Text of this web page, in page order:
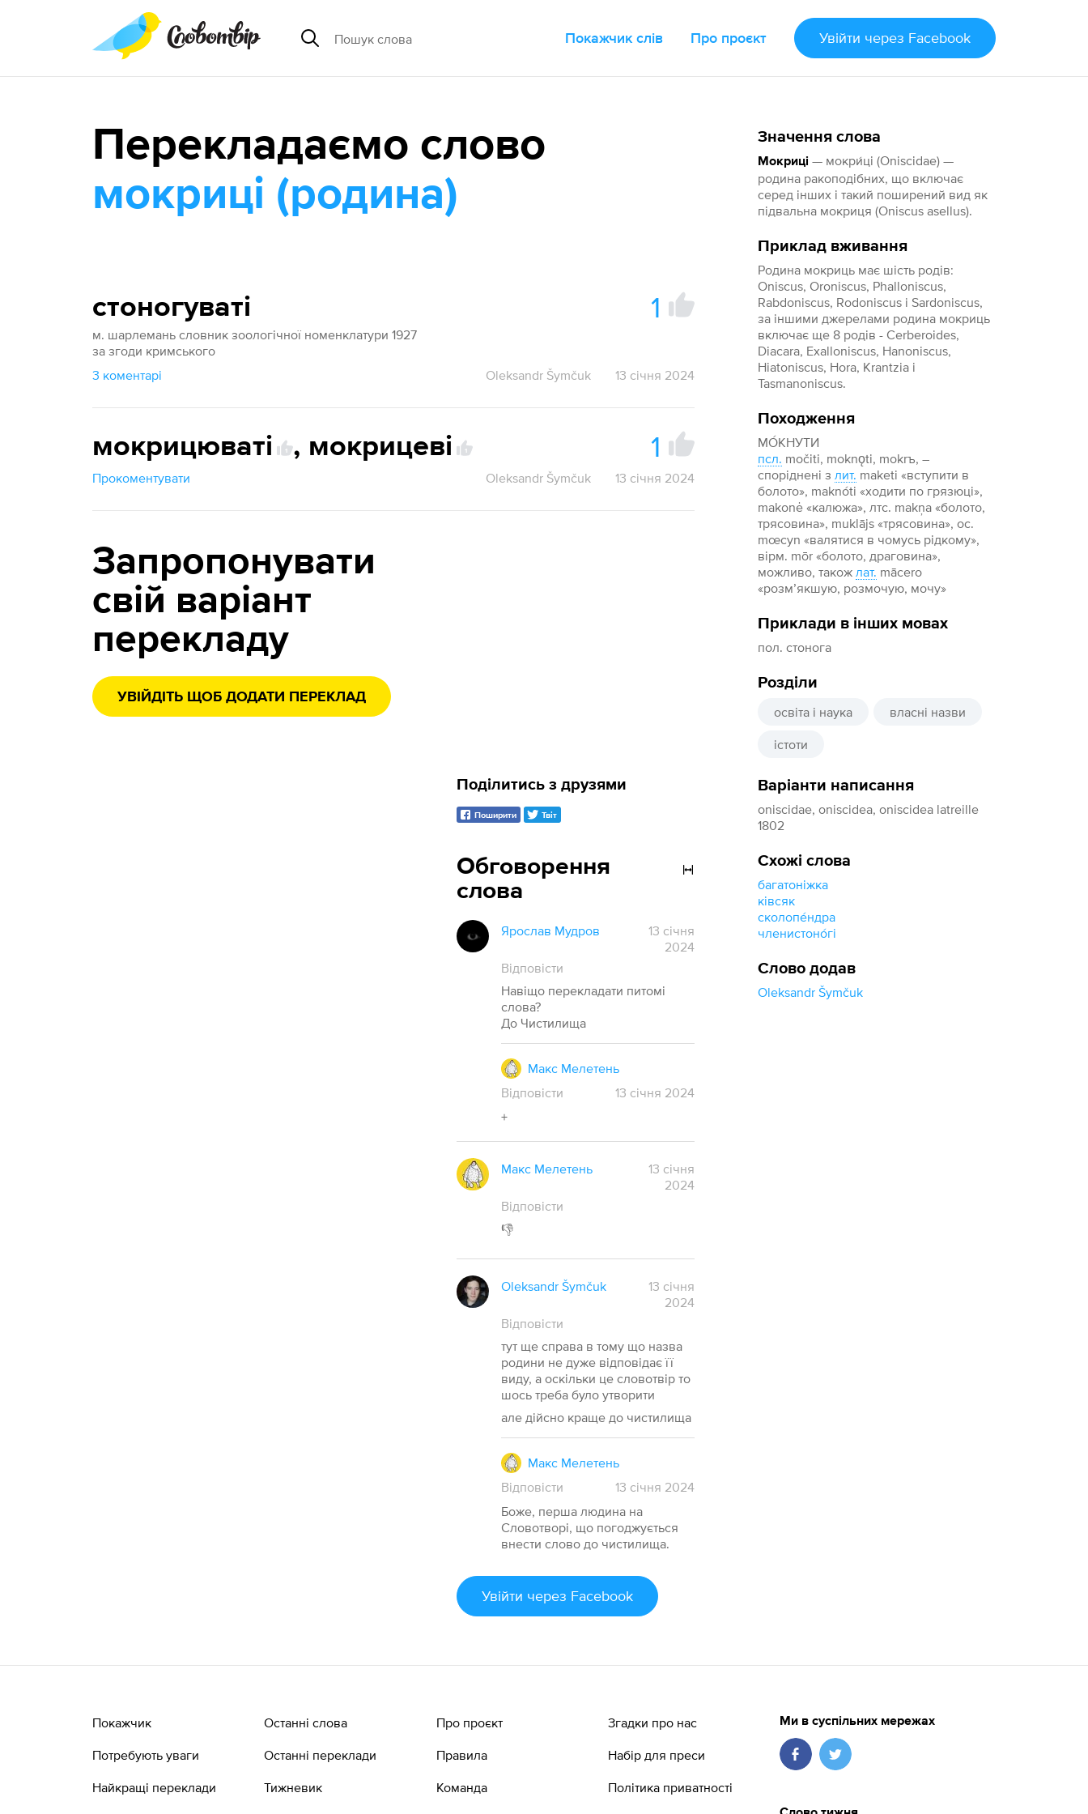
Покажчик слів Про проєкт Увійти через Facebook
Значення слова
Мокриці — мокри́ці (Oniscidae) —
родина ракоподібних, що включає
серед інших і такий поширений вид як
підвальна мокриця (Oniscus asellus).
Приклад вживання
Родина мокриць має шість родів:
Oniscus, Oroniscus, Phalloniscus,
Rabdoniscus, Rodoniscus і Sardoniscus,
за іншими джерелами родина мокриць
включає ще 8 родів - Cerberoides,
Diacara, Exalloniscus, Hanoniscus,
Hiatoniscus, Hora, Krantzia і
Tasmanoniscus.
Походження
МО́КНУТИ
псл. močiti, moknǫti, mokrъ, –
споріднені з лит. maketi «вступити в
болото», maknóti «ходити по грязюці»,
makonė «калюжа», лтс. makņa «болото,
трясовина», muklājs «трясовина», ос.
mœcyn «валятися в чомусь рідкому»,
вірм. mōr «болото, драговина»,
можливо, також лат. mācero
«розм’якшую, розмочую, мочу»
Приклади в інших мовах
пол. стонога
Розділи
освіта і наука власні назви
істоти
Варіанти написання
oniscidae, oniscidea, oniscidea latreille
1802
Схожі слова
багатоніжка
ківсяк
сколопе́ндра
членистоно́гі
Слово додав
Oleksandr Šymčuk
Перекладаємо слово
мокриці (родина)
стоногуваті 1
м. шарлемань словник зоологічної номенклатури 1927
за згоди кримського
3 коментарі
Oleksandr Šymčuk 13 січня 2024
мокрицюваті 1 , мокрицеві 1 1
Прокоментувати Oleksandr Šymčuk 13 січня 2024
Запропонувати
свій варіант
перекладу
УВІЙДІТЬ ЩОБ ДОДАТИ ПЕРЕКЛАД
Обговорення
слова
Ярослав Мудров
13 січня
2024
Відповісти
Навіщо перекладати питомі
слова?
До Чистилища
Макс Мелетень
Відповісти
13 січня 2024
+
Макс Мелетень
13 січня
2024
Відповісти
👎
Oleksandr Šymčuk
13 січня
2024
Відповісти
тут ще справа в тому що назва
родини не дуже відповідає її
виду, а оскільки це словотвір то
шось треба було утворити
але дійсно краще до чистилища
Макс Мелетень
Відповісти
13 січня 2024
Боже, перша людина на
Словотворі, що погоджується
внести слово до чистилища.
Увійти через Facebook
Поділитись з друзями
Поширити Твіт
Покажчик
Потребують уваги
Найкращі переклади
Останні слова
Останні переклади
Тижневик
Про проєкт
Правила
Команда
Згадки про нас
Набір для преси
Політика приватності
Ми в суспільних мережах